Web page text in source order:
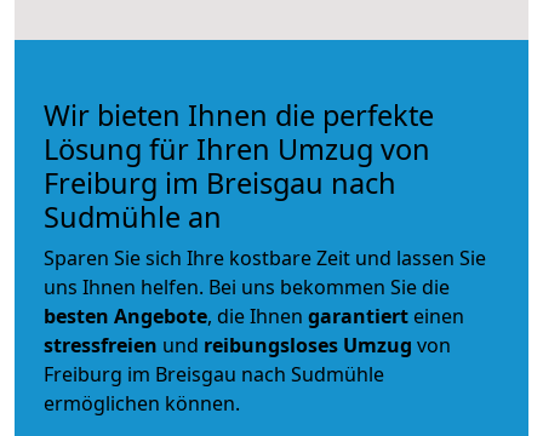
Wir bieten Ihnen die perfekte
Lösung für Ihren Umzug von
Freiburg im Breisgau nach
Sudmühle an
Sparen Sie sich Ihre kostbare Zeit und lassen Sie
uns Ihnen helfen. Bei uns bekommen Sie die
besten Angebote, die Ihnen garantiert einen
stressfreien und reibungsloses Umzug von
Freiburg im Breisgau nach Sudmühle
ermöglichen können.